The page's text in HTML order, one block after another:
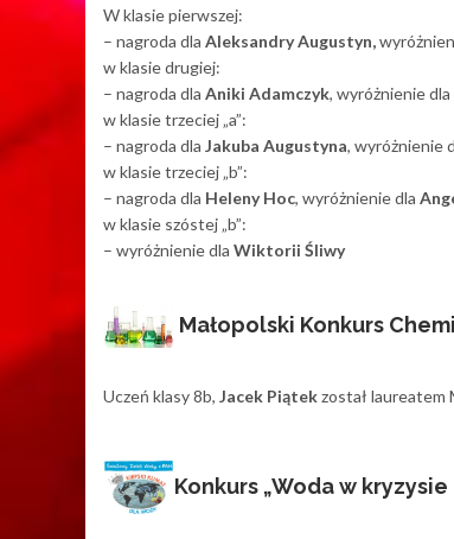
W klasie pierwszej:
– nagroda dla Aleksandry Augustyn,
w klasie drugiej:
– nagroda dla Aniki Adamczyk, wyróżnienie dla
w klasie trzeciej „a”:
– nagroda dla Jakuba Augustyna, wyróżnienie
w klasie trzeciej „b”:
– nagroda dla Heleny Hoc, wyróżnienie dla
w klasie szóstej „b”:
– wyróżnienie dla Wiktorii Śliwy
Małopolski Konkurs
Uczeń klasy 8b, Jacek Piątekzostał laureatem
Konkurs „Woda w